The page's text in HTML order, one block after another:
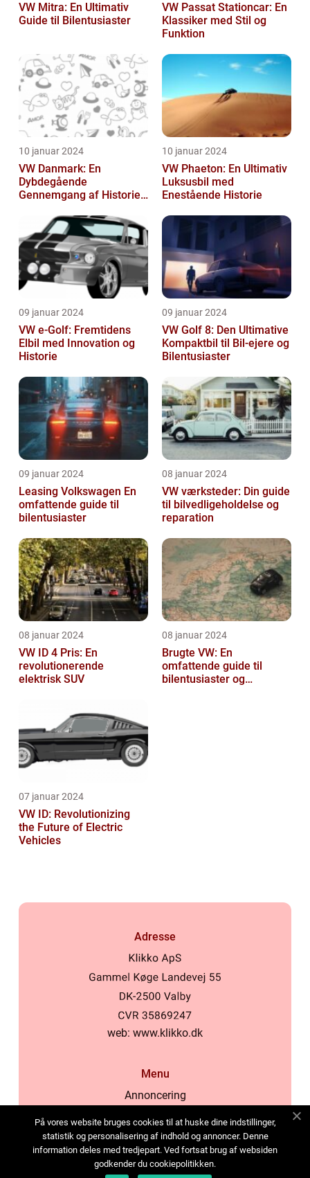
VW Mitra: En Ultimativ
Guide til Bilentusiaster
VW Passat Stationcar: En
Klassiker med Stil og
Funktion
10 januar 2024
VW Danmark: En
Dybdegående
Gennemgang af Historien
10 januar 2024
VW Phaeton: En Ultimativ
Luksusbil med
Enestående Historie
09 januar 2024
VW e-Golf: Fremtidens
Elbil med Innovation og
Historie
09 januar 2024
VW Golf 8: Den Ultimative
Kompaktbil til Bil-ejere og
Bilentusiaster
09 januar 2024
Leasing Volkswagen En
omfattende guide til
bilentusiaster
08 januar 2024
VW værksteder: Din guide
til bilvedligeholdelse og
reparation
08 januar 2024
VW ID 4 Pris: En
revolutionerende
elektrisk SUV
08 januar 2024
Brugte VW: En
omfattende guide til
bilentusiaster og
07 januar 2024
VW ID: Revolutionizing
the Future of Electric
Vehicles
Adresse
web: www.klikko.dk
Menu
Annoncering
Cookies
Kontakt os
Sitemap
På vores website bruges cookies til at huske dine indstillinger,
statistik og personalisering af indhold og annoncer. Denne
information deles med tredjepart. Ved fortsat brug af websiden
godkender du cookiepolitikken.